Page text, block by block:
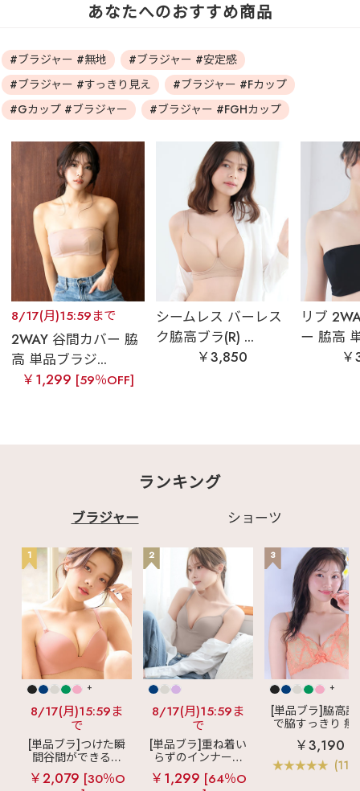
あなたへのおすすめ商品
#ブラジャー #無地
#ブラジャー #安定感
#ブラジャー #すっきり見え
#ブラジャー #Fカップ
#Gカップ #ブラジャー
#ブラジャー #FGHカップ
8/17(月)15:59まで
2WAY 谷間カバー 脇
高 単品ブラジ...
￥1,299 [59％OFF]
シームレス バーレス
ク脇高ブラ(R) ...
￥3,850
リブ
ー 脇高
ランキング
ブラジャー ショーツ
1
+
8/17(月)15:59ま
で
[単品ブラ]つけた瞬
間谷間ができるシ
ームレスブラ
超
盛ブラ(R) シームレ
￥2,079 [30％O
2
8/17(月)15:59ま
で
[単品ブラ]重ね着い
らずのインナーブ
ラ
リッチバスト
ブラトップ (ワイヤ
￥1,299 [64％O
3
+
[単品ブラ]脇高設
で脇すっきり 痩
見えブラ
カシ
クールレース脇
ブラ(R) 単品ブラ
ャー
￥3,190